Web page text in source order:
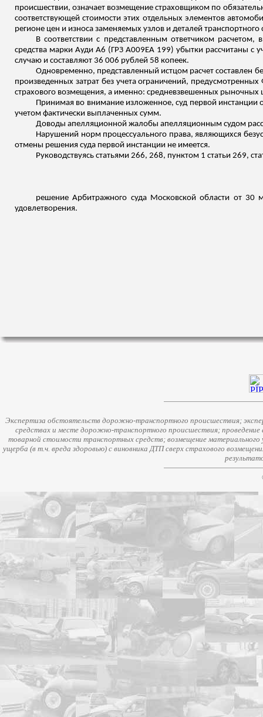
происшествии, означает возмещение страховщиком по
соответствующей стоимости этих отдельных элементов
регионе цен и износа заменяемых узлов и деталей транспортного
В соответствии с представленным ответчиком
средства марки Ауди А6 (ГРЗ А009ЕА 199) убытки рассчитаны с
случаю и составляют 36 006 рублей 58 копеек.
Одновременно, представленный истцом расчет составлен
произведенных затрат без учета ограничений,
страхового возмещения, а именно: средневзвешенных рыночных
Принимая во внимание изложенное, суд первой инстанции
учетом фактически выплаченных сумм.
Доводы апелляционной жалобы апелляционным судом
Нарушений норм процессуального права, являющихся
отмены решения суда первой инстанции не имеется.
Руководствуясь статьями 266, 268, пунктом 1 статьи 269,
решение Арбитражного суда Московской области от
удовлетворения.
Экспертиза обстоятельств дорожно-транспортного происшествия;
средствах и месте дорожно-транспортного происшествия;
товарной стоимости транспортных средств; возмещение
ущерба (в т.ч. вреда здоровью) с виновника ДТП сверх страхового